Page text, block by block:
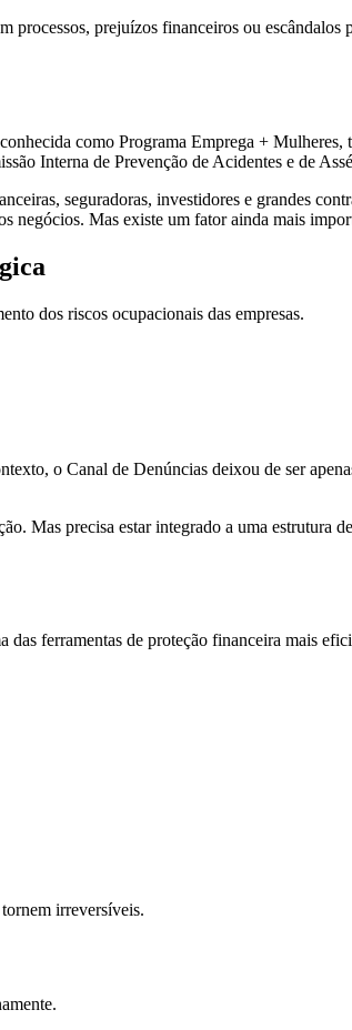
processos, prejuízos financeiros ou
como Programa Emprega +
Interna de Prevenção de Acidentes e de
seguradoras, investidores e grandes
negócios. Mas existe um fator ainda mais
dos riscos ocupacionais das empresas.
o Canal de Denúncias deixou de ser
Mas precisa estar integrado a uma estrutura
ferramentas de proteção financeira mais
irreversíveis.